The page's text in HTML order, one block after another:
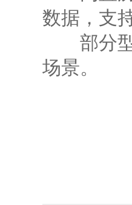
数据，支
部分型
场景。